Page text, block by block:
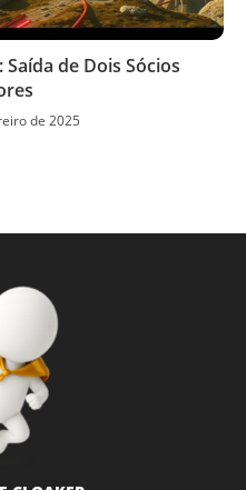
de Dois Sócios
de 2025